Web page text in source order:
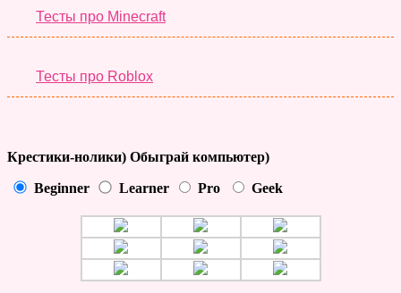
Тесты про Minecraft
Тесты про Roblox
Крестики-нолики) Обыграй компьютер)
Beginner Learner Pro Geek